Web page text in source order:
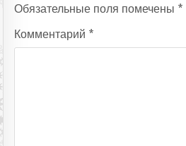
Обязательные поля помечены *
Комментарий *